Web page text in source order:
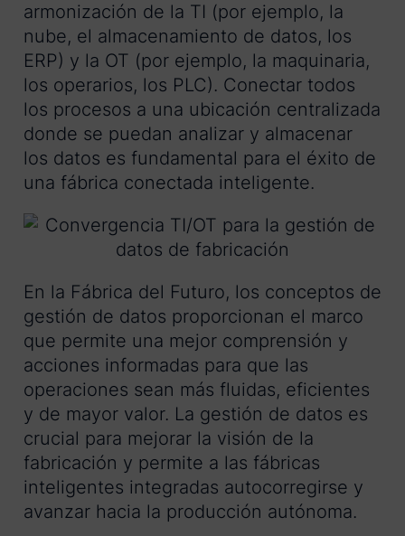
armonización de la TI (por ejemplo, la
nube, el almacenamiento de datos, los
ERP) y la OT (por ejemplo, la maquinaria,
los operarios, los PLC). Conectar todos
los procesos a una ubicación centralizada
donde se puedan analizar y almacenar
los datos es fundamental para el éxito de
una fábrica conectada inteligente.
En la Fábrica del Futuro, los conceptos de
gestión de datos proporcionan el marco
que permite una mejor comprensión y
acciones informadas para que las
operaciones sean más fluidas, eficientes
y de mayor valor. La gestión de datos es
crucial para mejorar la visión de la
fabricación y permite a las fábricas
inteligentes integradas autocorregirse y
avanzar hacia la producción autónoma.